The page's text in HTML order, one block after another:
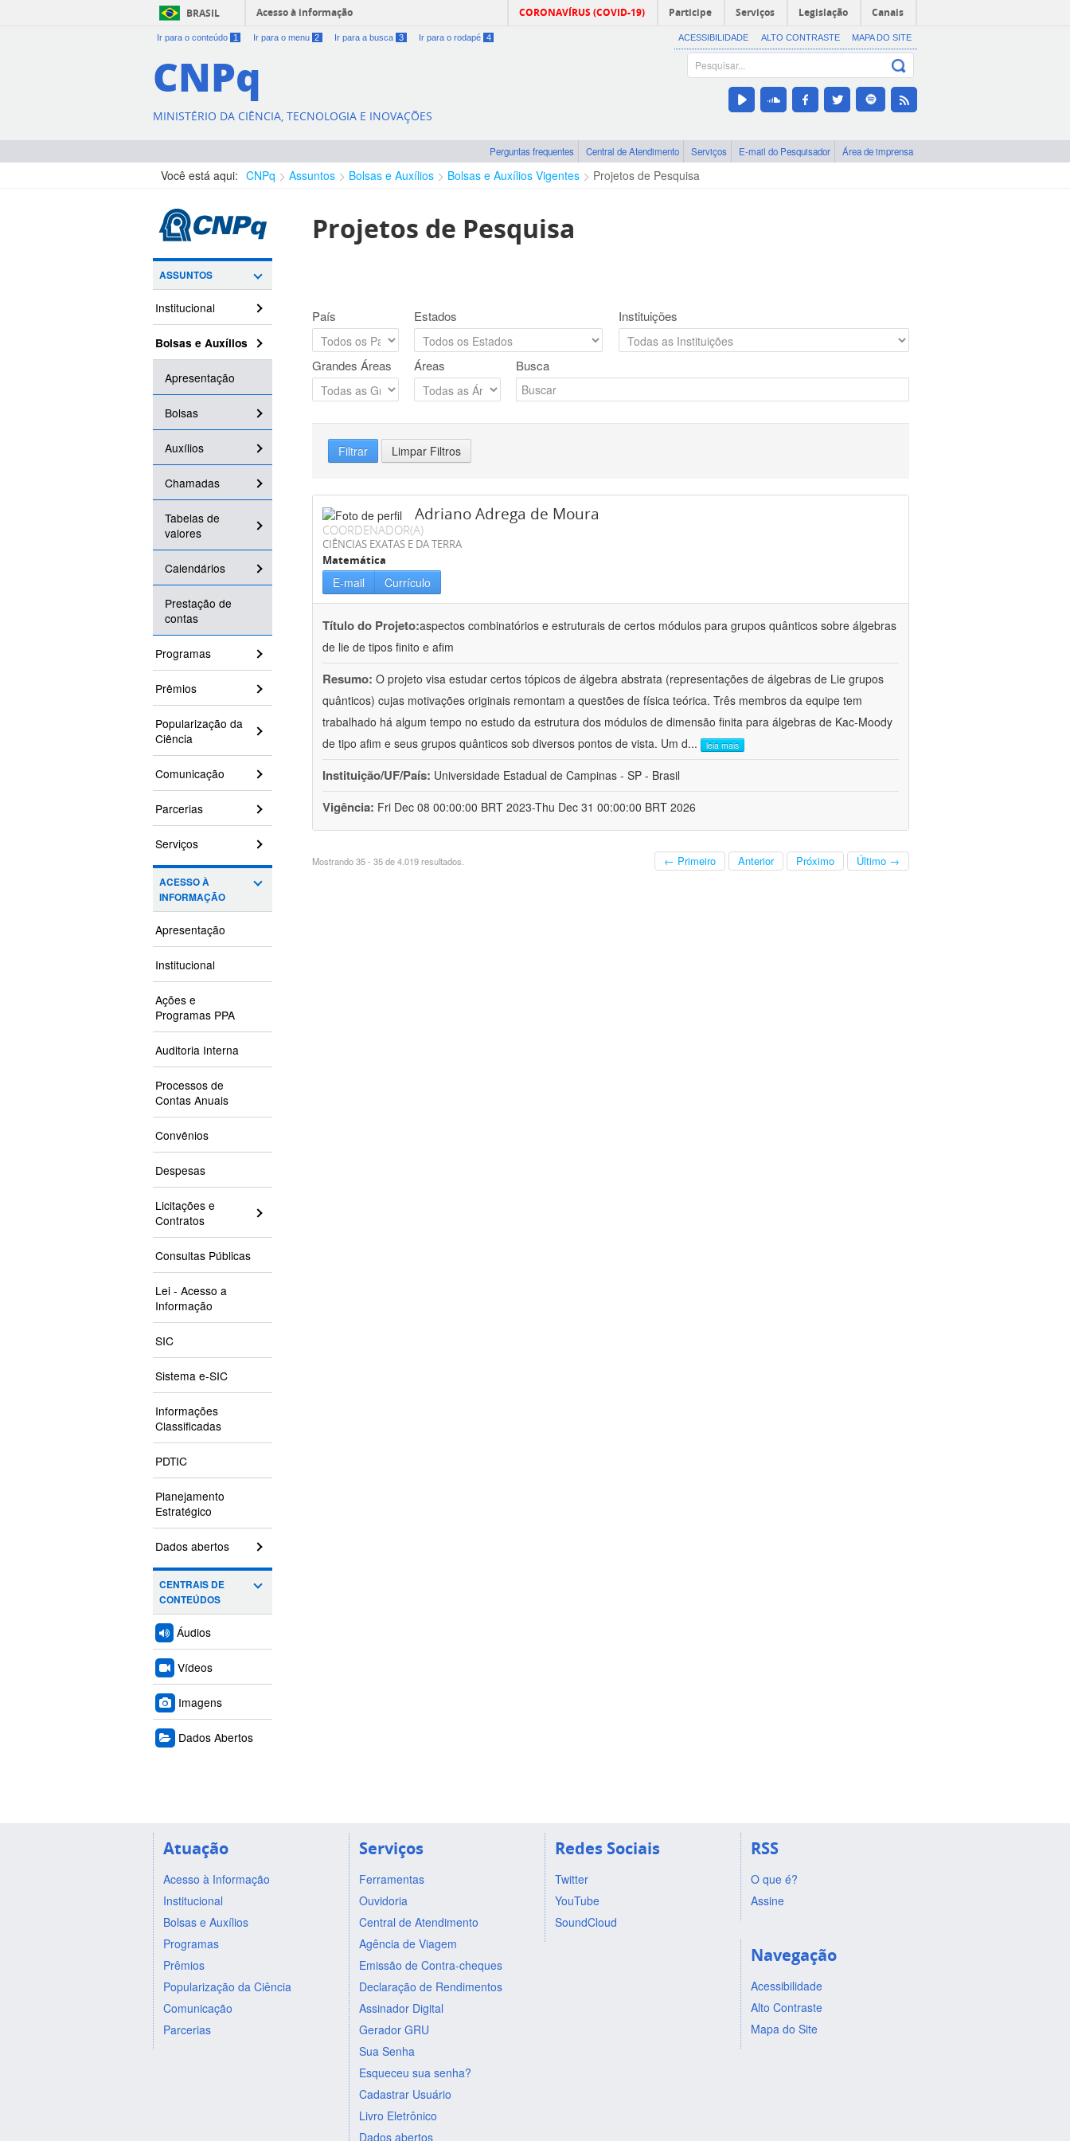
BRASIL Acesso à informação CORONAVÍRUS (COVID-19) Participe Serviços Legislação Canais
Ir para o conteúdo 1 Ir para o menu 2 Ir para a busca 3 Ir para o rodapé 4 ACESSIBILIDADE ALTO CONTRASTE MAPA DO SITE
CNPq
MINISTÉRIO DA CIÊNCIA, TECNOLOGIA E INOVAÇÕES
Perguntas frequentes Central de Atendimento Serviços E-mail do Pesquisador Área de imprensa
Você está aqui: CNPq Assuntos Bolsas e Auxílios Bolsas e Auxílios Vigentes Projetos de Pesquisa
ASSUNTOS
Institucional
Bolsas e Auxílios
Apresentação
Bolsas
Auxílios
Chamadas
Tabelas de
valores
Calendários
Prestação de
contas
Programas
Prêmios
Popularização da
Ciência
Comunicação
Parcerias
Serviços
ACESSO À
INFORMAÇÃO
Apresentação
Institucional
Ações e
Programas PPA
Auditoria Interna
Processos de
Contas Anuais
Convênios
Despesas
Licitações e
Contratos
Consultas Públicas
Lei - Acesso a
Informação
SIC
Sistema e-SIC
Informações
Classificadas
PDTIC
Planejamento
Estratégico
Dados abertos
CENTRAIS DE
CONTEÚDOS
Áudios
Vídeos
Imagens
Dados Abertos
Projetos de Pesquisa
País Estados Instituições
Grandes Áreas Áreas Busca
Filtrar Limpar Filtros
Adriano Adrega de Moura
COORDENADOR(A)
CIÊNCIAS EXATAS E DA TERRA
Matemática
E-mail Currículo
Título do Projeto:aspectos combinatórios e estruturais de certos módulos para grupos quânticos sobre álgebras
de lie de tipos finito e afim
Resumo: O projeto visa estudar certos tópicos de álgebra abstrata (representações de álgebras de Lie grupos
quânticos) cujas motivações originais remontam a questões de física teórica. Três membros da equipe tem
trabalhado há algum tempo no estudo da estrutura dos módulos de dimensão finita para álgebras de Kac-Moody
de tipo afim e seus grupos quânticos sob diversos pontos de vista. Um d... leia mais
Instituição/UF/País: Universidade Estadual de Campinas - SP - Brasil
Vigência: Fri Dec 08 00:00:00 BRT 2023-Thu Dec 31 00:00:00 BRT 2026
Mostrando 35 - 35 de 4.019 resultados. ← Primeiro Anterior Próximo Último →
Atuação
Acesso à Informação
Institucional
Bolsas e Auxílios
Programas
Prêmios
Popularização da Ciência
Comunicação
Parcerias
Serviços
Ferramentas
Ouvidoria
Central de Atendimento
Agência de Viagem
Emissão de Contra-cheques
Declaração de Rendimentos
Assinador Digital
Gerador GRU
Sua Senha
Esqueceu sua senha?
Cadastrar Usuário
Livro Eletrônico
Dados abertos
Redes Sociais
Twitter
YouTube
SoundCloud
RSS
O que é?
Assine
Navegação
Acessibilidade
Alto Contraste
Mapa do Site